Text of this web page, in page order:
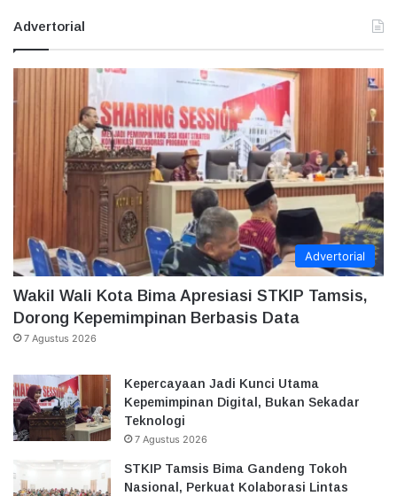
Advertorial
Advertorial
Wakil Wali Kota Bima Apresiasi STKIP Tamsis,
Dorong Kepemimpinan Berbasis Data
7 Agustus 2026
Kepercayaan Jadi Kunci Utama
Kepemimpinan Digital, Bukan Sekadar
Teknologi
7 Agustus 2026
STKIP Tamsis Bima Gandeng Tokoh
Nasional, Perkuat Kolaborasi Lintas